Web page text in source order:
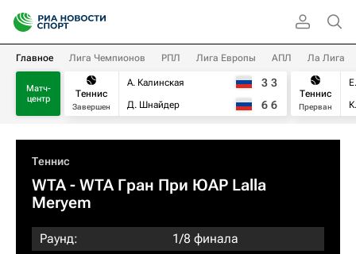
Главное Лига Чемпионов РПЛ Лига Европы АПЛ Ла Лига
Матч-
центр
Теннис
Завершен
А. Калинская
Д. Шнайдер
3 3
6 6
Теннис
Прерван
Теннис
WTA- WTA Гран При ЮАР Lalla
Meryem
Раунд:
1/8 финала